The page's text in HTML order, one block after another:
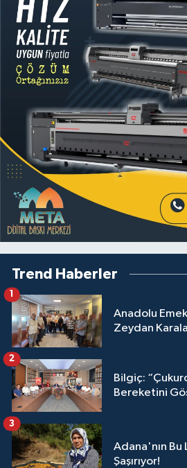
Trend Haberler
Anadolu
Zeydan
1
Bilgiç:
Bereketini
2
Adana'nın
Şaşırıyor!
3